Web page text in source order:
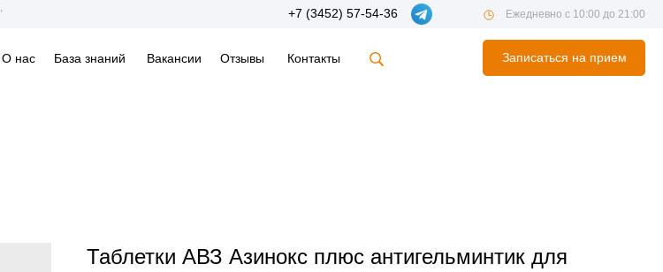
Записаться на прием
+7 (3452) 57-54-36 Ежедневно с 10:00 до 21:00
База знаний
О нас Контакты
Вакансии Отзывы
Таблетки АВЗ Азинокс плюс антигельминтик для